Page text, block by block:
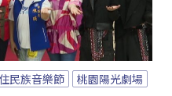
民族音樂節 桃園陽光劇場